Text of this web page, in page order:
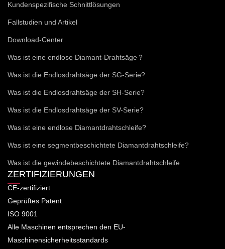
Kundenspezifische Schnittlösungen
Fallstudien und Artikel
Download-Center
Was ist eine endlose Diamant-Drahtsäge？
Was ist die Endlosdrahtsäge der SG-Serie?
Was ist die Endlosdrahtsäge der SH-Serie?
Was ist die Endlosdrahtsäge der SV-Serie?
Was ist eine endlose Diamantdrahtschleife?
Was ist eine segmentbeschichtete Diamantdrahtschleife?
Was ist die gewindebeschichtete Diamantdrahtschleife
ZERTIFIZIERUNGEN
CE-zertifiziert
Geprüftes Patent
ISO 9001
Alle Maschinen entsprechen den EU-
Maschinensicherheitsstandards